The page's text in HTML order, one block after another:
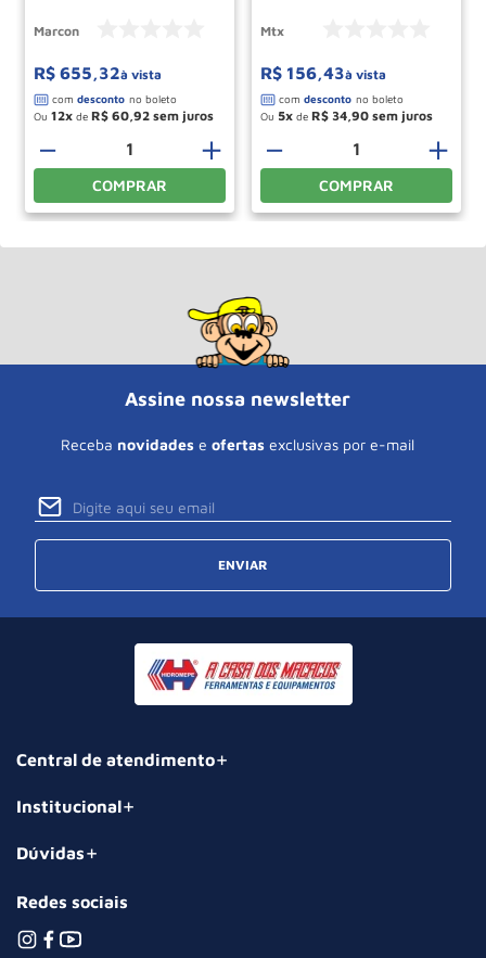
Marcon
R$ 655,32à vista
Ou 12 de R$ 60,92
＋
－
COMPRAR
Mtx
R$ 156,43à vista
Ou 5 de R$ 34,90
＋
－
COMPRAR
Assine nossa newsletter
Receba novidades e ofertas exclusivas por e-mail
ENVIAR
Central de atendimento
Institucional
Dúvidas
Redes sociais